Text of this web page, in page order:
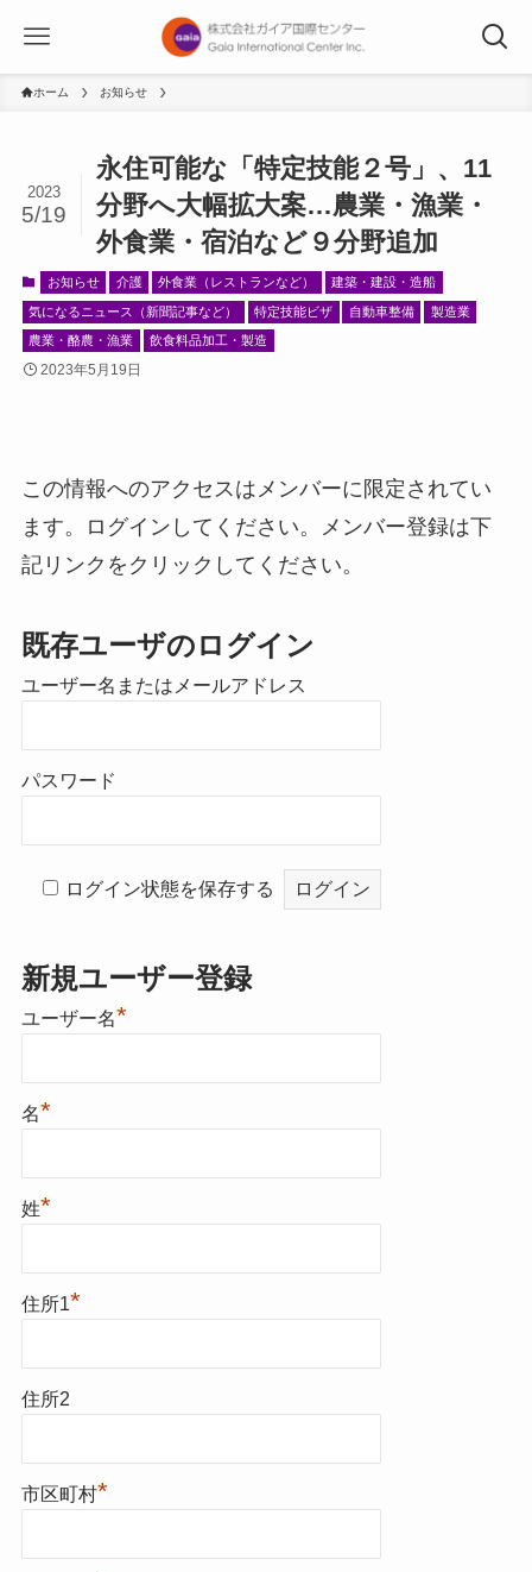
ホーム お知らせ
永住可能な「特定技能２号」、11
分野へ大幅拡大案…農業・漁業・
外食業・宿泊など９分野追加
2023
5/19
お知らせ 介護 外食業（レストランなど） 建築・建設・造船
気になるニュース（新聞記事など） 特定技能ビザ 自動車整備 製造業
農業・酪農・漁業 飲食料品加工・製造
2023年5月19日
この情報へのアクセスはメンバーに限定されてい
ます。ログインしてください。メンバー登録は下
記リンクをクリックしてください。
既存ユーザのログイン
ユーザー名またはメールアドレス
パスワード
ログイン状態を保存する
新規ユーザー登録
ユーザー名*
名*
姓*
住所1*
住所2
市区町村*